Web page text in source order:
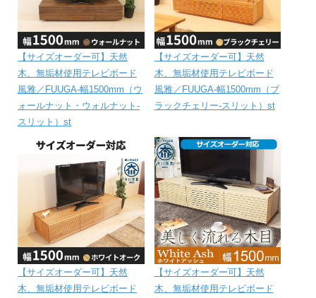
【サイズオーダー可】天然
木、無垢材使用テレビボード
風雅／FUUGA-幅1500mm（ウ
ォールナット・ウォルナット‐
スリット）st
【サイズオーダー可】天然
木、無垢材使用テレビボード
風雅／FUUGA-幅1500mm（ブ
ラックチェリー‐スリット）st
【サイズオーダー可】天然
木、無垢材使用テレビボード
【サイズオーダー可】天然
木、無垢材使用テレビボード